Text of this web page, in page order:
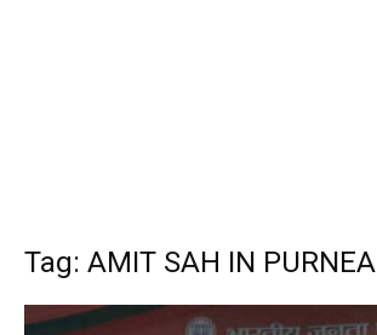
Tag: AMIT SAH IN PURNEA